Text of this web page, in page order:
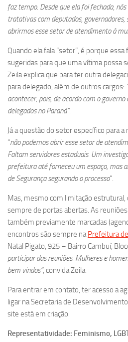
faz tempo. Desde que ela foi fechada,
tratativas com deputados, governadores,
abrirmos esse setor de atendimento à
Quando ela fala “setor”, é porque
sugeridas para que uma vítima possa
Zeila explica que para ter outra
para delegado, além de outros cargos:
acontecer, pois, de acordo com o
delegados no Paraná”.
Já a questão do setor específico para
“não podemos abrir esse setor de
Faltam servidores estaduais. Um
prefeitura até forneceu um espaço, mas
de Segurança segurando o processo”.
Mas, mesmo com limitação estrutural,
sempre de portas abertas. As
também previamente marcadas
encontros são sempre naPrefeitura
Natal Pigato, 925 – Bairro Cambuí,
participar das reuniões. Mulheres e
bem vindos”, convida Zeila.
Para entrar em contato, ter acesso a
ligar na Secretaria de
site está em criação.
Representatividade: Feminismo,